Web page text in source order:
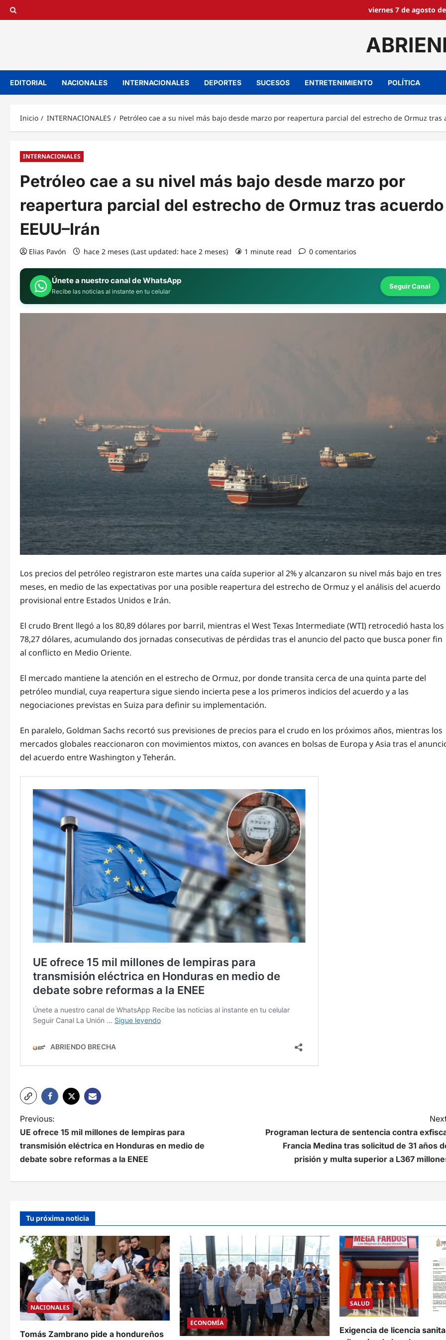
Saltar
viernes 7 de agosto
EDITORIAL NACIONALES INTERNACIONALES DEPORTES SUCESOS ENTRETENIMIENTO POLÍTICA
Inicio INTERNACIONALES Petróleo cae a su nivel más bajo desde marzo por reapertura parcial del estrecho de Ormuz tras
INTERNACIONALES
Petróleo cae a su nivel más bajo desde marzo por
reapertura parcial del estrecho de Ormuz tras acuerdo
EEUU–Irán
Elias Pavón hace 2 meses (Last updated: hace 2 meses) 1 minute read 0 comentarios
Únete a nuestro canal de WhatsApp
Recibe las noticias al instante en tu celular
Seguir Canal
Los precios del petróleo registraron este martes una caída superior al 2% y alcanzaron su nivel más bajo en tres
meses, en medio de las expectativas por una posible reapertura del estrecho de Ormuz y el análisis del acuerdo
provisional entre Estados Unidos e Irán.
El crudo Brent llegó a los 80,89 dólares por barril, mientras el West Texas Intermediate (WTI) retrocedió hasta los
78,27 dólares, acumulando dos jornadas consecutivas de pérdidas tras el anuncio del pacto que busca poner fin
al conflicto en Medio Oriente.
El mercado mantiene la atención en el estrecho de Ormuz, por donde transita cerca de una quinta parte del
petróleo mundial, cuya reapertura sigue siendo incierta pese a los primeros indicios del acuerdo y a las
negociaciones previstas en Suiza para definir su implementación.
En paralelo, Goldman Sachs recortó sus previsiones de precios para el crudo en los próximos años, mientras los
mercados globales reaccionaron con movimientos mixtos, con avances en bolsas de Europa y Asia tras el
del acuerdo entre Washington y Teherán.
N
a
v
a
c
i
ó
n
d
e
e
Previous:
UE ofrece 15 mil millones de lempiras para
transmisión eléctrica en Honduras en medio de
debate sobre reformas a la ENEE
Programan lectura de sentencia contra
Francia Medina tras solicitud de 31 años
prisión y multa superior a L367
Tu próxima noticia
NACIONALES
Tomás Zambrano pide a hondureños
ECONOMÍA
SALUD
Exigencia de licencia